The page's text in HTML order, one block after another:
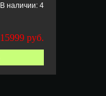
В наличии: 4
15999 руб.